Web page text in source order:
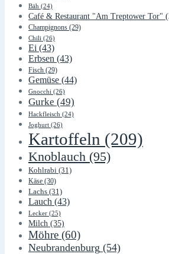
Bäh (24)
Café & Restaurant "Am Treptower Tor"
Champignons (29)
Chili (26)
Ei (43)
Erbsen (43)
Fisch (29)
Gemüse (44)
Gnocchi (26)
Gurke (49)
Hackfleisch (24)
Joghurt (26)
Kartoffeln (209)
Knoblauch (95)
Kohlrabi (31)
Käse (30)
Lachs (31)
Lauch (43)
Lecker (25)
Milch (35)
Möhre (60)
Neubrandenburg (54)